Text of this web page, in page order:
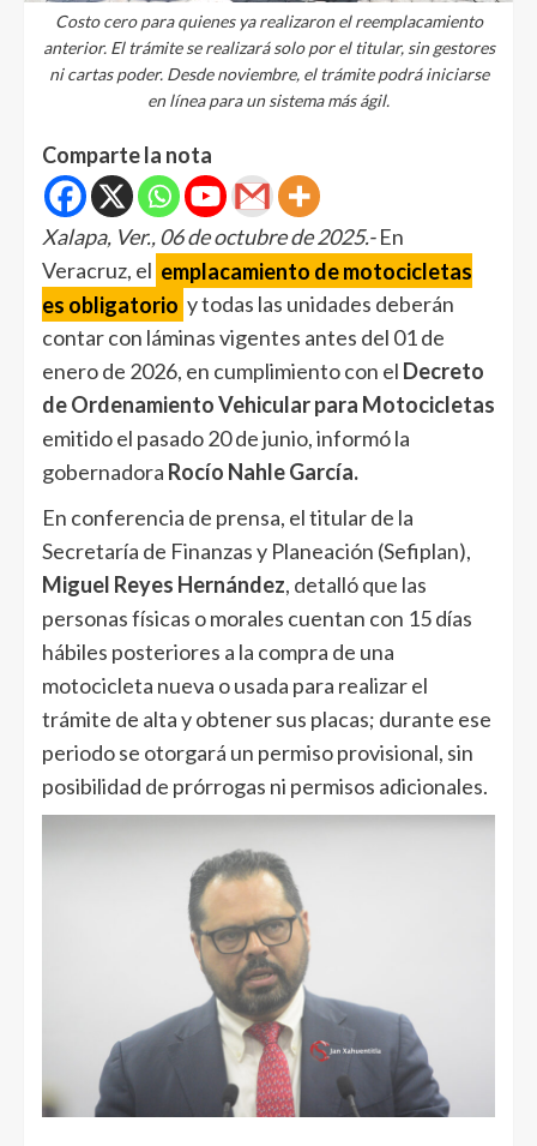
Costo cero para quienes ya realizaron el reemplacamiento
anterior. El trámite se realizará solo por el titular, sin gestores
ni cartas poder. Desde noviembre, el trámite podrá iniciarse
en línea para un sistema más ágil.
Comparte la nota
Xalapa, Ver., 06 de octubre de 2025.-En
Veracruz, el emplacamiento de motocicletas
es obligatorio y todas las unidades deberán
contar con láminas vigentes antes del 01 de
enero de 2026, en cumplimiento con el Decreto
de Ordenamiento Vehicular para Motocicletas
emitido el pasado 20 de junio, informó la
gobernadora Rocío Nahle García.
En conferencia de prensa, el titular de la
Secretaría de Finanzas y Planeación (Sefiplan),
Miguel Reyes Hernández, detalló que las
personas físicas o morales cuentan con 15 días
hábiles posteriores a la compra de una
motocicleta nueva o usada para realizar el
trámite de alta y obtener sus placas; durante ese
periodo se otorgará un permiso provisional, sin
posibilidad de prórrogas ni permisos adicionales.